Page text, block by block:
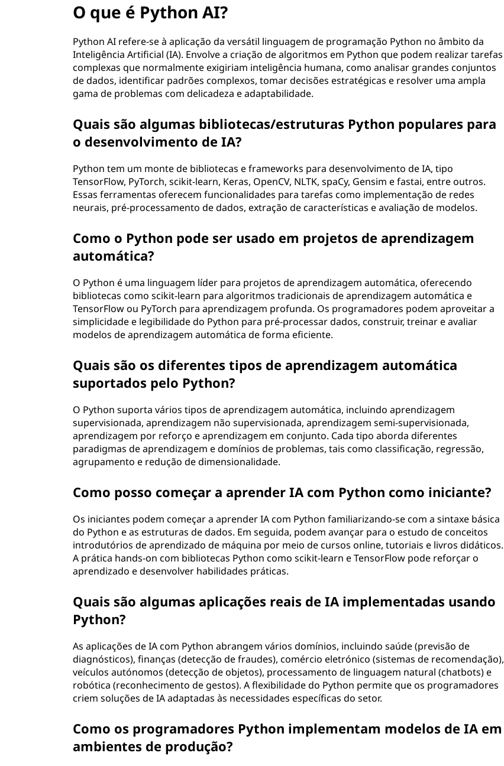
O que é Python AI?
Python AI refere-se à aplicação da versátil linguagem de programação Python no âmbito da
Inteligência Artificial (IA). Envolve a criação de algoritmos em Python que podem realizar tarefas
complexas que normalmente exigiriam inteligência humana, como analisar grandes conjuntos
de dados, identificar padrões complexos, tomar decisões estratégicas e resolver uma ampla
gama de problemas com delicadeza e adaptabilidade.
Quais são algumas bibliotecas/estruturas Python populares para
o desenvolvimento de IA?
Python tem um monte de bibliotecas e frameworks para desenvolvimento de IA, tipo
TensorFlow, PyTorch, scikit-learn, Keras, OpenCV, NLTK, spaCy, Gensim e fastai, entre outros.
Essas ferramentas oferecem funcionalidades para tarefas como implementação de redes
neurais, pré-processamento de dados, extração de características e avaliação de modelos.
Como o Python pode ser usado em projetos de aprendizagem
automática?
O Python é uma linguagem líder para projetos de aprendizagem automática, oferecendo
bibliotecas como scikit-learn para algoritmos tradicionais de aprendizagem automática e
TensorFlow ou PyTorch para aprendizagem profunda. Os programadores podem aproveitar a
simplicidade e legibilidade do Python para pré-processar dados, construir, treinar e avaliar
modelos de aprendizagem automática de forma eficiente.
Quais são os diferentes tipos de aprendizagem automática
suportados pelo Python?
O Python suporta vários tipos de aprendizagem automática, incluindo aprendizagem
supervisionada, aprendizagem não supervisionada, aprendizagem semi-supervisionada,
aprendizagem por reforço e aprendizagem em conjunto. Cada tipo aborda diferentes
paradigmas de aprendizagem e domínios de problemas, tais como classificação, regressão,
agrupamento e redução de dimensionalidade.
Como posso começar a aprender IA com Python como iniciante?
Os iniciantes podem começar a aprender IA com Python familiarizando-se com a sintaxe básica
do Python e as estruturas de dados. Em seguida, podem avançar para o estudo de conceitos
introdutórios de aprendizado de máquina por meio de cursos online, tutoriais e livros didáticos.
A prática hands-on com bibliotecas Python como scikit-learn e TensorFlow pode reforçar o
aprendizado e desenvolver habilidades práticas.
Quais são algumas aplicações reais de IA implementadas usando
Python?
As aplicações de IA com Python abrangem vários domínios, incluindo saúde (previsão de
diagnósticos), finanças (detecção de fraudes), comércio eletrónico (sistemas de recomendação),
veículos autónomos (detecção de objetos), processamento de linguagem natural (chatbots) e
robótica (reconhecimento de gestos). A flexibilidade do Python permite que os programadores
criem soluções de IA adaptadas às necessidades específicas do setor.
Como os programadores Python implementam modelos de IA em
ambientes de produção?